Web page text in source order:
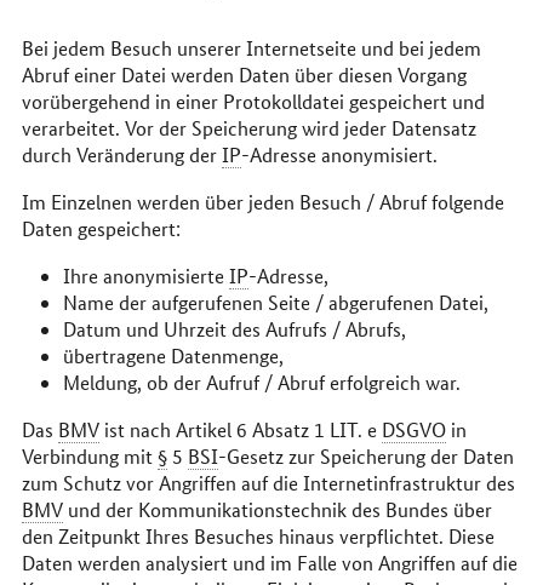
Bei jedem Besuch unserer Internetseite und bei jedem
Abruf einer Datei werden Daten über diesen Vorgang
vorübergehend in einer Protokolldatei gespeichert und
verarbeitet. Vor der Speicherung wird jeder Datensatz
durch Veränderung derIP-Adresse anonymisiert.
Im Einzelnen werden über jeden Besuch / Abruf folgende
Daten gespeichert:
Ihre anonymisierte IP-Adresse,
Name der aufgerufenen Seite / abgerufenen Datei,
Datum und Uhrzeit des Aufrufs / Abrufs,
übertragene Datenmenge,
Meldung, ob der Aufruf / Abruf erfolgreich war.
Das BMVist nach Artikel 6 Absatz 1 LIT. e DSGVOin
Verbindung mit§5 BSI-Gesetz zur Speicherung der Daten
zum Schutz vor Angriffen auf die Internetinfrastruktur des
BMVund der Kommunikationstechnik des Bundes über
den Zeitpunkt Ihres Besuches hinaus verpflichtet. Diese
Daten werden analysiert und im Falle von Angriffen auf die